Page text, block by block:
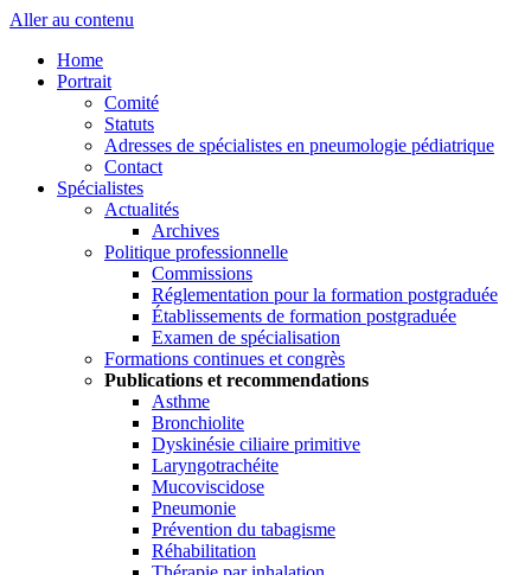
Aller au contenu
Home
Portrait
Comité
Statuts
Adresses de spécialistes en pneumologie pédiatrique
Contact
Spécialistes
Actualités
Archives
Politique professionnelle
Commissions
Réglementation pour la formation postgraduée
Établissements de formation postgraduée
Examen de spécialisation
Formations continues et congrès
Publications et recommendations
Asthme
Bronchiolite
Dyskinésie ciliaire primitive
Laryngotrachéite
Mucoviscidose
Pneumonie
Prévention du tabagisme
Réhabilitation